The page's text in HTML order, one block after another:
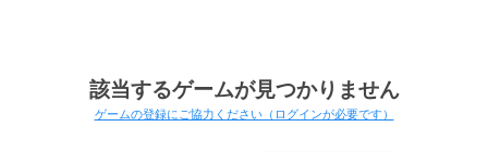
該当するゲームが見つかりません
ゲームの登録にご協力ください（ログインが必要です）